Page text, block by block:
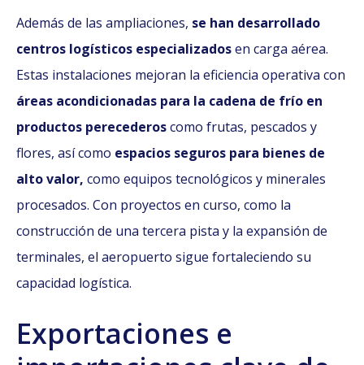
Además de las ampliaciones, se han desarrollado
centros logísticos especializadosen carga aérea.
Estas instalaciones mejoran la eficiencia operativa con
áreas acondicionadas para la cadena de frío en
productos perecederoscomo frutas, pescados y
flores, así como espacios seguros para bienes de
alto valor, como equipos tecnológicos y minerales
procesados. Con proyectos en curso, como la
construcción de una tercera pista y la expansión de
terminales, el aeropuerto sigue fortaleciendo su
capacidad logística.
Exportaciones e